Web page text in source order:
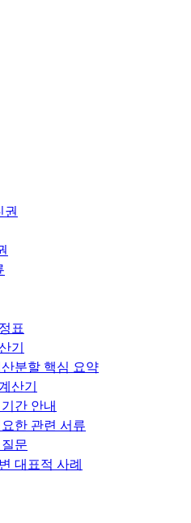
권
표
기
분할 핵심 요약
산기
간 안내
한 관련 서류
문
대표적 사례